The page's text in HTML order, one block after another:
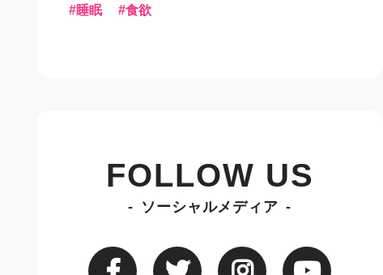
睡眠
食欲
FOLLOW US
ソーシャルメディア